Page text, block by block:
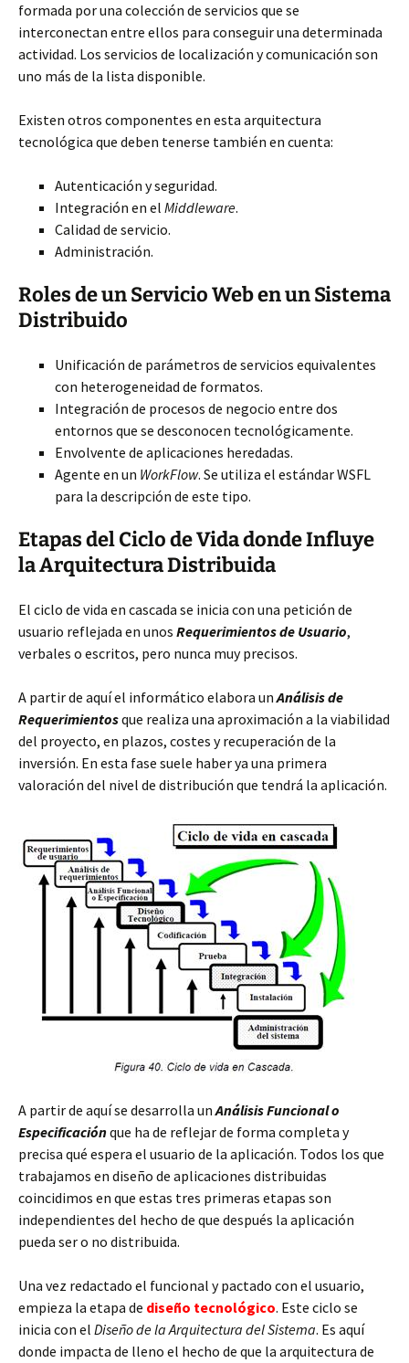
formada por una colección de servicios que se
interconectan entre ellos para conseguir una determinada
actividad. Los servicios de localización y comunicación son
uno más de la lista disponible.
Existen otros componentes en esta arquitectura
tecnológica que deben tenerse también en cuenta:
Autenticación y seguridad.
Integración en el Middleware.
Calidad de servicio.
Administración.
Roles de un Servicio Web en un Sistema
Distribuido
Unificación de parámetros de servicios equivalentes
con heterogeneidad de formatos.
Integración de procesos de negocio entre dos
entornos que se desconocen tecnológicamente.
Envolvente de aplicaciones heredadas.
Agente en un WorkFlow. Se utiliza el estándar WSFL
para la descripción de este tipo.
Etapas del Ciclo de Vida donde Influye
la Arquitectura Distribuida
El ciclo de vida en cascada se inicia con una petición de
usuario reflejada en unos Requerimientos de Usuario,
verbales o escritos, pero nunca muy precisos.
A partir de aquí el informático elabora unAnálisis de
Requerimientosque realiza una aproximación a la viabilidad
del proyecto, en plazos, costes y recuperación de la
inversión. En esta fase suele haber ya una primera
valoración del nivel de distribución que tendrá la aplicación.
A partir de aquí se desarrolla unAnálisis Funcional o
Especificaciónque ha de reflejar de forma completa y
precisa qué espera el usuario de la aplicación. Todos los que
trabajamos en diseño de aplicaciones distribuidas
coincidimos en que estas tres primeras etapas son
independientes del hecho de que después la aplicación
pueda ser o no distribuida.
Una vez redactado el funcional y pactado con el usuario,
empieza la etapa de diseño tecnológico. Este ciclo se
inicia con el Diseño de la Arquitectura del Sistema. Es aquí
donde impacta de lleno el hecho de que la arquitectura de